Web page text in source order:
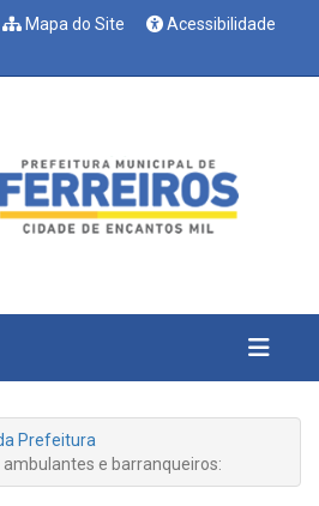
Mapa do Site
Acessibilidade
Prefeitura
e barranqueiros: